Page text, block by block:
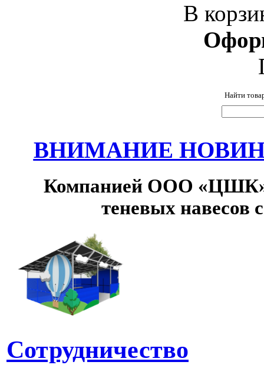
В
Найти
ВНИМАНИЕ
Компанией ООО «ЦШК»
теневых навесов
Сотрудничество